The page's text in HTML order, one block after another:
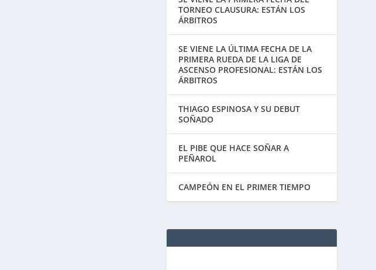
TORNEO CLAUSURA: ESTÁN LOS
ÁRBITROS
SE VIENE LA ÚLTIMA FECHA DE LA
PRIMERA RUEDA DE LA LIGA DE
ASCENSO PROFESIONAL: ESTÁN LOS
ÁRBITROS
THIAGO ESPINOSA Y SU DEBUT
SOÑADO
EL PIBE QUE HACE SOÑAR A
PEÑAROL
CAMPEÓN EN EL PRIMER TIEMPO